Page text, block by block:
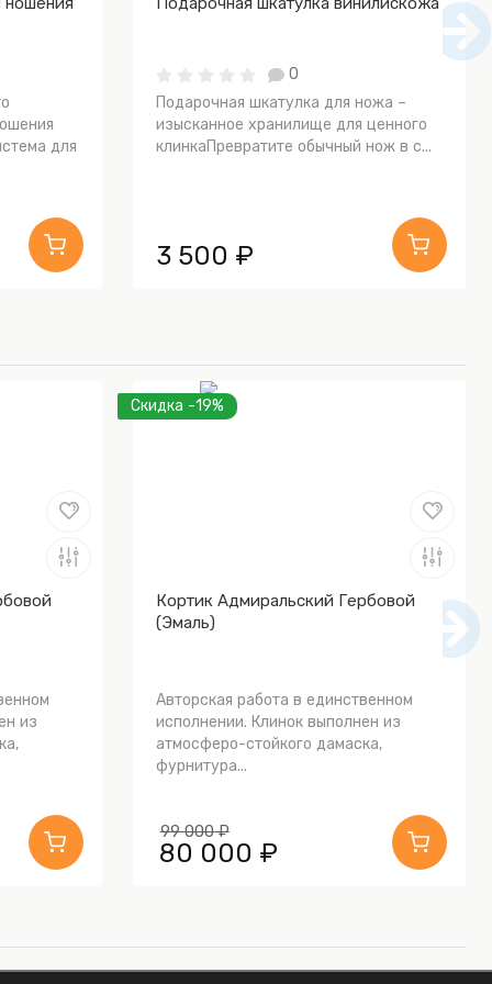
для
0
Подарочная шкатулка для ножа –
изысканное хранилище для ценного
клинкаПревратите обычный нож в с...
3 500 ₽
из
Скидка -19%
Кортик Адмиральский Гербовой
(Эмаль)
Авторская работа в единственном
исполнении. Клинок выполнен из
атмосферо-стойкого дамаска,
фурнитура...
99 000 ₽
80 000 ₽